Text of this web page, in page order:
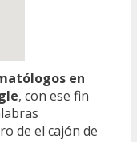
en
, con ese fin
de el cajón de